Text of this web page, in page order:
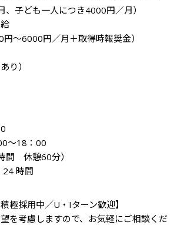
、子ども一人につき4000円／月）
～6000円／月＋取得時報奨金）
り）
～18：00
間　休憩60分）
24 時間
極採用中／U・Iターン歓迎】
を考慮しますので、お気軽にご相談くだ